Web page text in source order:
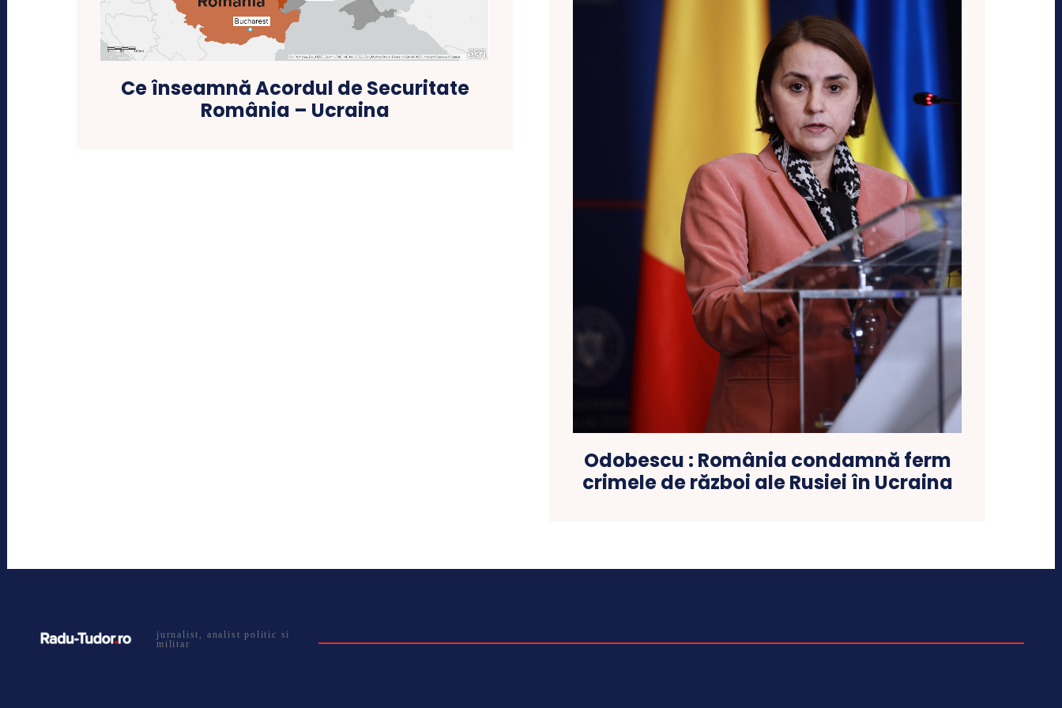
Ce înseamnă Acordul de Securitate
România – Ucraina
Odobescu : România condamnă ferm
crimele de război ale Rusiei în Ucraina
jurnalist, analist politic si
militar